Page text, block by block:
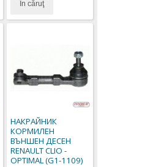
În căruţ
НАКРАЙНИК
КОРМИЛЕН
ВЪНШЕН ДЕСЕН
RENAULT CLIO -
OPTIMAL (G1-1109)